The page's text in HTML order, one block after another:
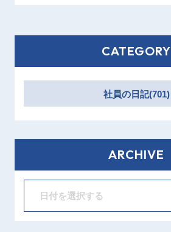
CATEGORY
社員の日記(701)
ARCHIVE
日付を選択する